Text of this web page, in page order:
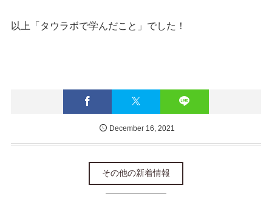
以上「タウラボで学んだこと」でした！
December 16 2021
その他の新着情報